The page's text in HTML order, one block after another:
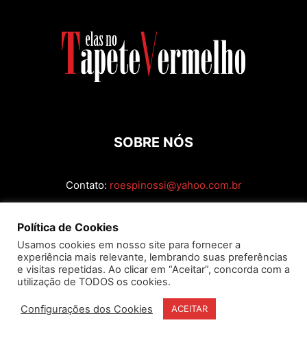
SOBRE NÓS
Contato: roespinossi@yahoo.com.br
Política de Cookies
Usamos cookies em nosso site para fornecer a
experiência mais relevante, lembrando suas preferências
e visitas repetidas. Ao clicar em “Aceitar”, concorda com a
utilização de TODOS os cookies.
Configurações dos Cookies ACEITAR